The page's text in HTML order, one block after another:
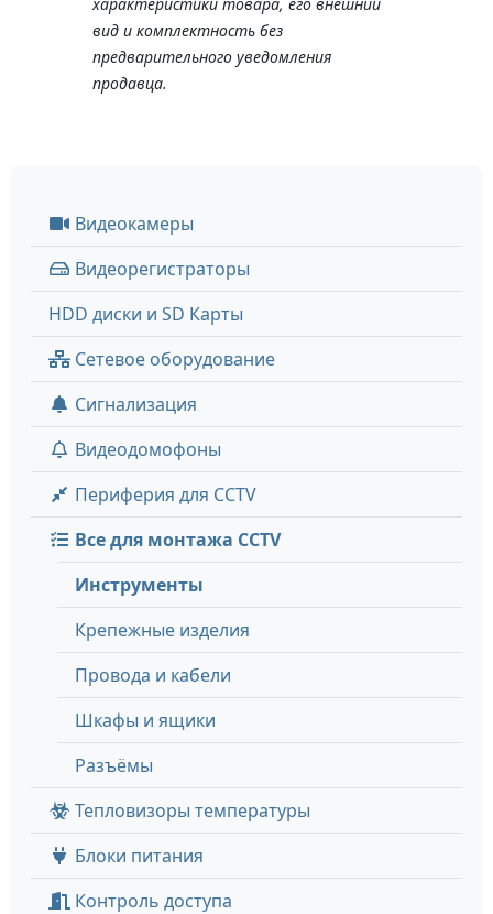
вид и комплектность без
предварительного уведомления
продавца.
Видеокамеры
Видеорегистраторы
HDD диски и SD Карты
Сетевое оборудование
Сигнализация
Видеодомофоны
Периферия для CCTV
Все для монтажа CCTV
Инструменты
Крепежные изделия
Провода и кабели
Шкафы и ящики
Разъёмы
Тепловизоры температуры
Блоки питания
Контроль доступа